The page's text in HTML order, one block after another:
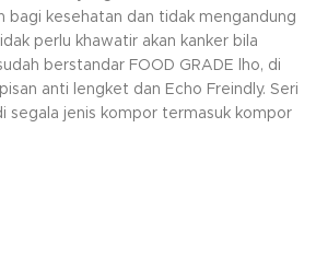
bagi kesehatan dan tidak mengandung
perlu khawatir akan kanker bila
berstandar FOOD GRADE lho, di
anti lengket dan Echo Freindly. Seri
segala jenis kompor termasuk kompor